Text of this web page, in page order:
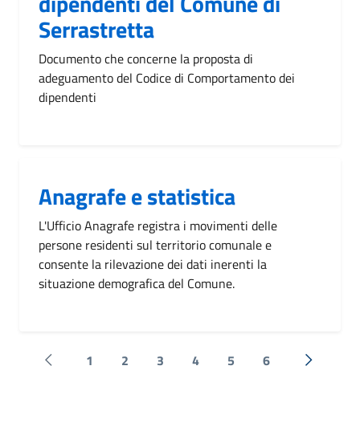
Serrastretta
Documento che concerne la proposta di
adeguamento del Codice di Comportamento dei
dipendenti
Anagrafe e statistica
L'Ufficio Anagrafe registra i movimenti delle
persone residenti sul territorio comunale e
consente la rilevazione dei dati inerenti la
situazione demografica del Comune.
Pagina precedente
1 2 3 4 5 6